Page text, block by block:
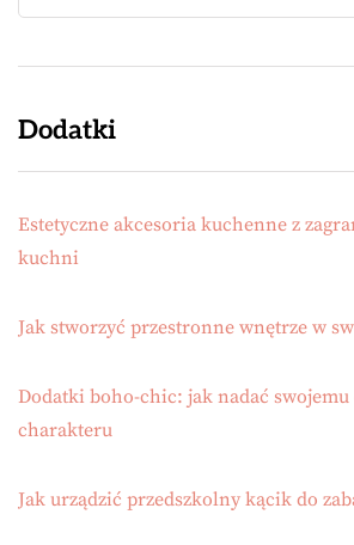
Dodatki
Estetyczne akcesoria kuchenne z
kuchni
Jak stworzyć przestronne wnętrze w
Dodatki boho-chic: jak nadać
charakteru
Jak urządzić przedszkolny kącik do